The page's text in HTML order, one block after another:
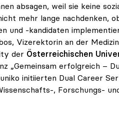
absagen, weil sie keine
mehr lange nachdenken,
und -kandidaten
Vizerektorin an der
der Österreichischen
„Gemeinsam erfolgreich –
initiierten Dual Career
, Forschungs-